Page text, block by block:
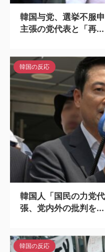
韓国与党、選挙不服
主張の党代表と「再...
韓国の反応
韓国人「国民の力党
張、党内外の批判を...
韓国の反応